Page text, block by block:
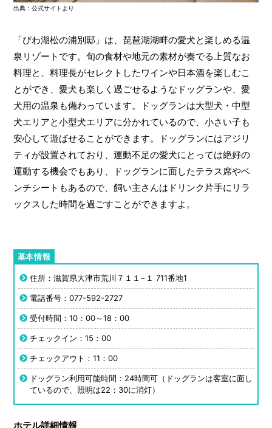
出典：公式サイトより
「びわ湖松の浦別邸」は、琵琶湖湖畔の愛犬と楽しめる温
泉リゾートです。旬の食材や地元の素材が奏でる上質なお
料理と、料理長がセレクトしたワインや日本酒を楽しむこ
とができ、愛犬も楽しく過ごせるようなドッグランや、愛
犬用の温泉も備わっています。ドッグランは大型犬・中型
犬エリアと小型犬エリアに分かれているので、小さい子も
安心して遊ばせることができます。ドッグランにはアジリ
ティが設置されており、運動不足の愛犬にとっては絶好の
運動する機会でもあり、ドッグランに面したテラス席やベ
ンチシートもあるので、飼い主さんはドリンク片手にリラ
ックスした時間を過ごすことができますよ。
住所：滋賀県大津市荒川７１１−１ 711番地1
電話番号：077-592-2727
受付時間：10：00～18：00
チェックイン：15：00
チェックアウト：11：00
ドッグラン利用可能時間：24時間可（ドッグランは客室に面し
ているので、照明は22：30に消灯）
ホテル詳細情報